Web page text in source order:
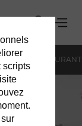
scripts